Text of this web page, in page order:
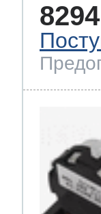
8294